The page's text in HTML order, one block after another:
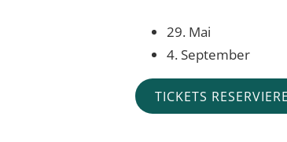
29. Mai
4. September
TICKETS